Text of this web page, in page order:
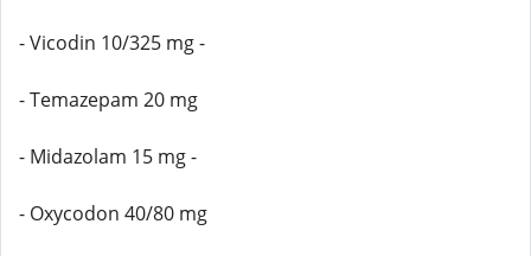
- Vicodin 10/325 mg -
- Temazepam 20 mg
- Midazolam 15 mg -
- Oxycodon 40/80 mg